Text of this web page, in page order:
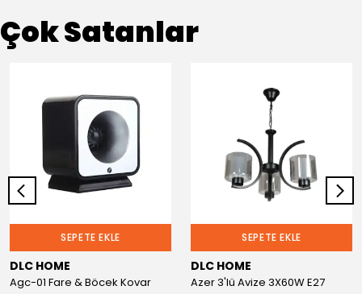
Çok Satanlar
SEPETE EKLE
DLC HOME
Agc-01 Fare & Böcek Kovar
SEPETE EKLE
DLC HOME
Azer 3'lü Avize 3X60W E27